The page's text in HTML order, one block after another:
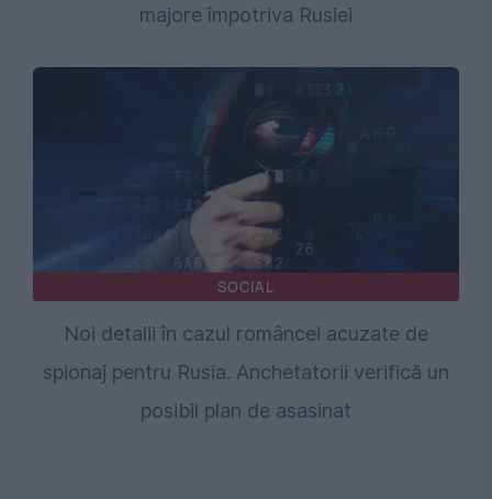
majore împotriva Rusiei
SOCIAL
Noi detalii în cazul româncei acuzate de
spionaj pentru Rusia. Anchetatorii verifică un
posibil plan de asasinat